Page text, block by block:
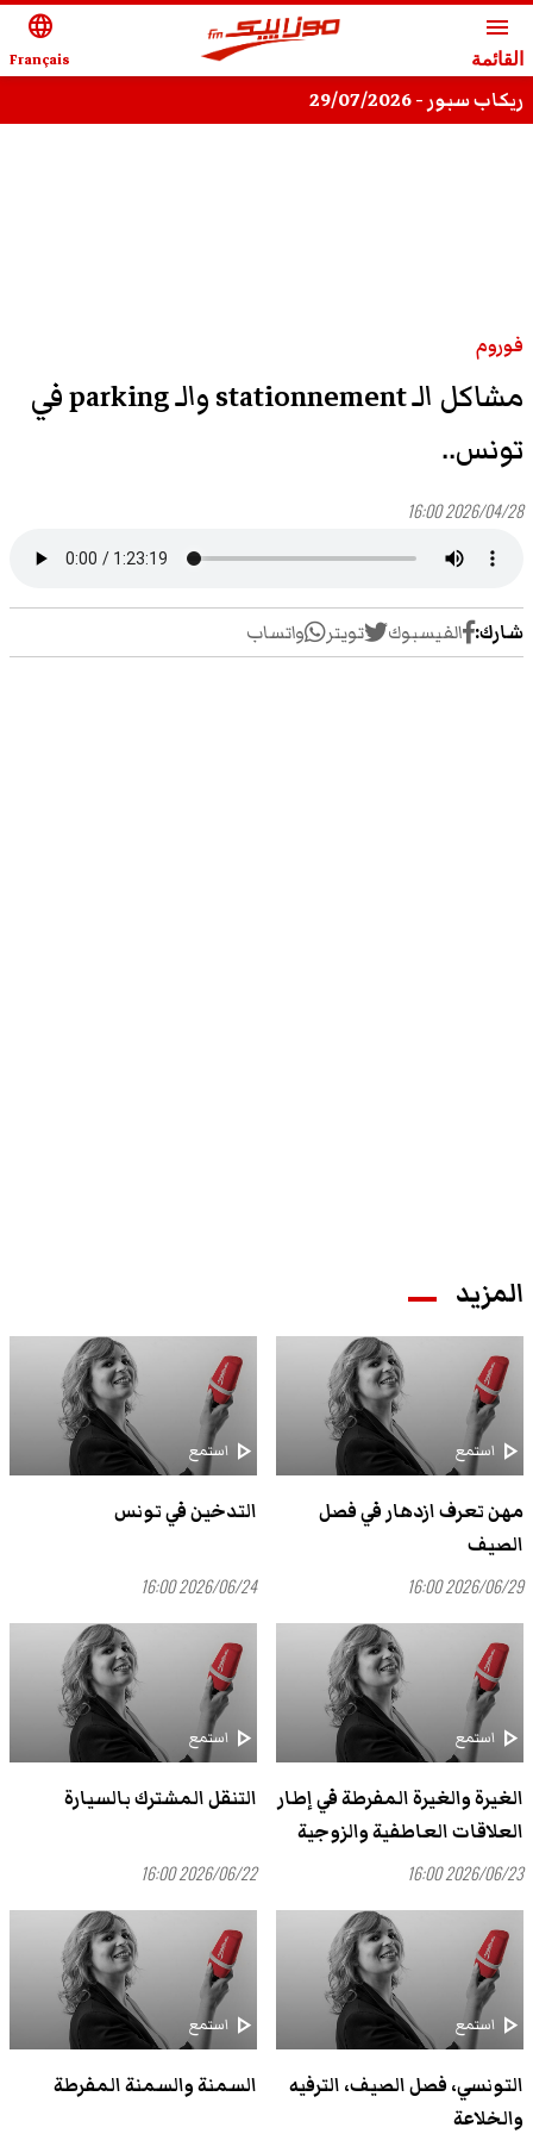
menu
القائمة
language
Français
ريكاب سبور - 29/07/2026
فوروم
مشاكل الـ stationnement والـ parking في
تونس..
2026/04/28 16:00
شارك: الفيسبوك تويتر واتساب
المزيد
play_arrow استمع
مهن تعرف ازدهار في فصل
الصيف
2026/06/29 16:00
play_arrow استمع
التدخين في تونس
2026/06/24 16:00
play_arrow استمع
الغيرة والغيرة المفرطة في إطار
العلاقات العاطفية والزوجية
2026/06/23 16:00
play_arrow استمع
التنقل المشترك بالسيارة
2026/06/22 16:00
play_arrow استمع
التونسي، فصل الصيف، الترفيه
والخلاعة
play_arrow استمع
السمنة والسمنة المفرطة